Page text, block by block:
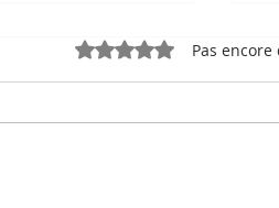
Noté 0 étoile sur 5.
Pas